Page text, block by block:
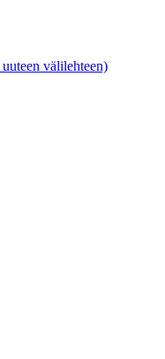
välilehteen)